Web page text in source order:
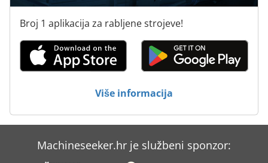
Broj 1 aplikacija za rabljene strojeve!
Više informacija
Machineseeker.hr je službeni sponzor: